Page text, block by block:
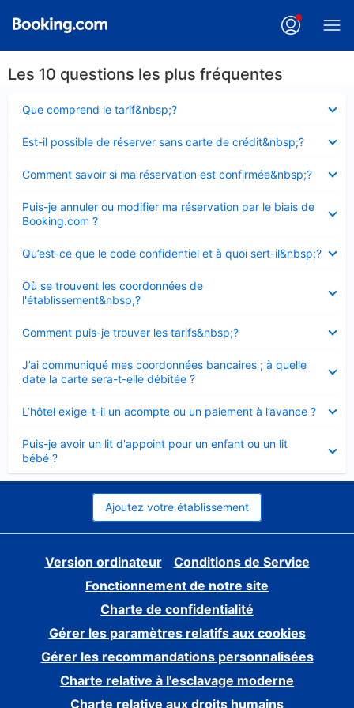
Les 10 questions les plus fréquentes
Que comprend le tarif&nbsp;?
fermé
Est-il possible de réserver sans carte de crédit&nbsp;?
fermé
Comment savoir si ma réservation est confirmée&nbsp;?
fermé
Puis-je annuler ou modifier ma réservation par le biais de
Booking.com ?
fermé
Qu’est-ce que le code confidentiel et à quoi sert-il&nbsp;?
fermé
Où se trouvent les coordonnées de
l'établissement&nbsp;?
fermé
Comment puis-je trouver les tarifs&nbsp;?
fermé
J’ai communiqué mes coordonnées bancaires ; à quelle
date la carte sera-t-elle débitée ?
fermé
L’hôtel exige-t-il un acompte ou un paiement à l’avance ?
fermé
Puis-je avoir un lit d'appoint pour un enfant ou un lit
bébé ?
fermé
Ajoutez votre établissement
Version ordinateur
Conditions de Service
Fonctionnement de notre site
Charte de confidentialité
Gérer les paramètres relatifs aux cookies
Gérer les recommandations personnalisées
Charte relative à l'esclavage moderne
Charte relative aux droits humains